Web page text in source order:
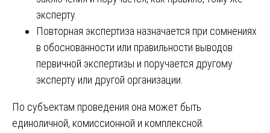
эксперту.
Повторная экспертиза назначается при сомнениях
в обоснованности или правильности выводов
первичной экспертизы и поручается другому
эксперту или другой организации.
По субъектам проведения она может быть
единоличной, комиссионной и комплексной.